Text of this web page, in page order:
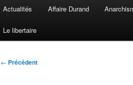
Actualités Affaire Durand
Le libertaire
Navigation
← Précédent